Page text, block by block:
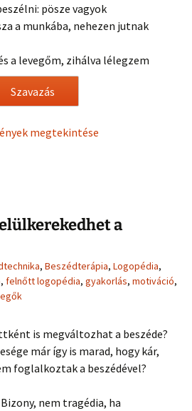
pösze vagyok
a munkába, nehezen jutnak
a levegőm, zihálva lélegzem
megtekintése
a
, Beszédterápia, Logopédia,
, felnőtt logopédia, gyakorlás, motiváció,
is megváltozhat a beszéde?
már így is marad, hogy kár,
foglalkoztak a beszédével?
nem tragédia, ha